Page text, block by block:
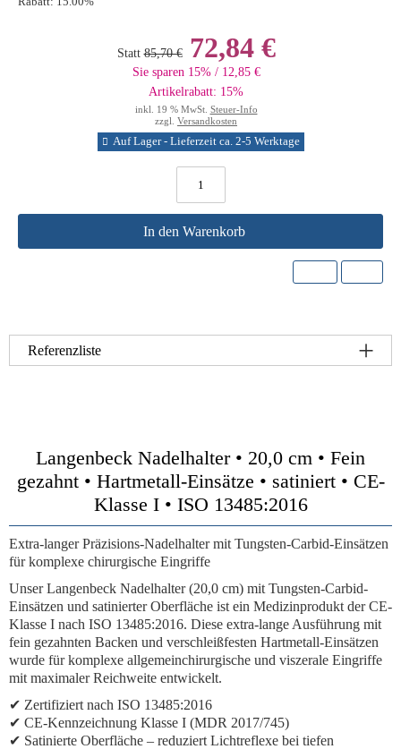
Statt 85,70 €72,84 €
Sie sparen 15% / 12,85 €
Artikelrabatt: 15%
inkl. 19 % MwSt. Steuer-Info
zzgl. Versandkosten
Auf Lager - Lieferzeit ca. 2-5 Werktage
In den Warenkorb
Referenzliste
Langenbeck Nadelhalter • 20,0 cm • Fein
gezahnt • Hartmetall-Einsätze • satiniert • CE-
Klasse I • ISO 13485:2016
Extra-langer Präzisions-Nadelhalter mit Tungsten-Carbid-Einsätzen
für komplexe chirurgische Eingriffe
Unser Langenbeck Nadelhalter (20,0 cm) mit Tungsten-Carbid-
Einsätzen und satinierter Oberfläche ist ein Medizinprodukt der CE-
Klasse I nach ISO 13485:2016. Diese extra-lange Ausführung mit
fein gezahnten Backen und verschleißfesten Hartmetall-Einsätzen
wurde für komplexe allgemeinchirurgische und viszerale Eingriffe
mit maximaler Reichweite entwickelt.
✔ Zertifiziert nach ISO 13485:2016
✔ CE-Kennzeichnung Klasse I (MDR 2017/745)
✔ Satinierte Oberfläche – reduziert Lichtreflexe bei tiefen